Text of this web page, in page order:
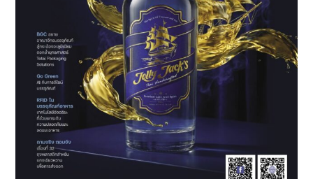
เชิญ
ร่วม
งาน
สัมมนา
ออนไลน์